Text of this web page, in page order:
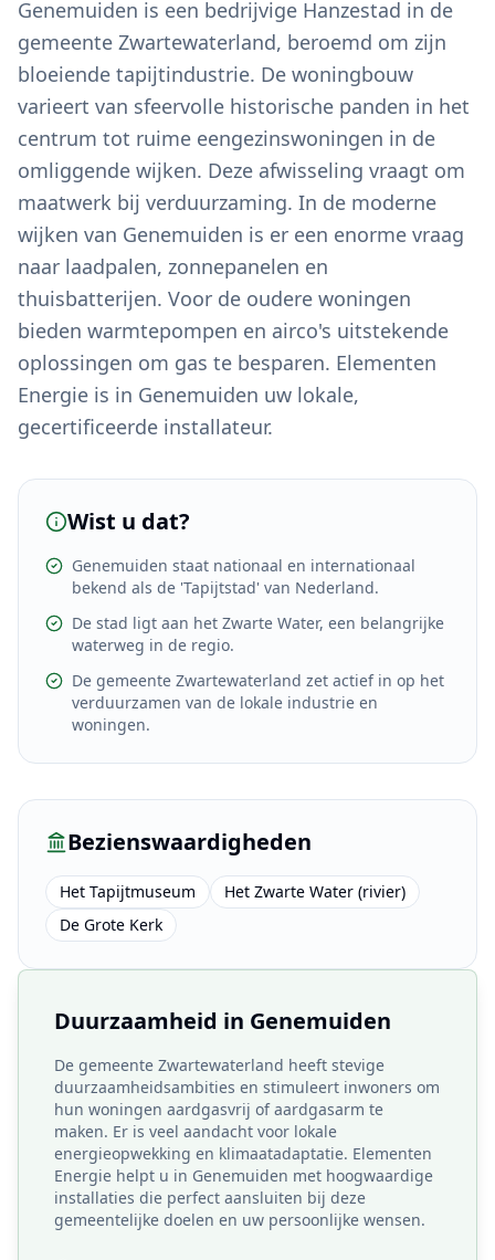
Genemuiden is een bedrijvige Hanzestad in de
gemeente Zwartewaterland, beroemd om zijn
bloeiende tapijtindustrie. De woningbouw
varieert van sfeervolle historische panden in het
centrum tot ruime eengezinswoningen in de
omliggende wijken. Deze afwisseling vraagt om
maatwerk bij verduurzaming. In de moderne
wijken van Genemuiden is er een enorme vraag
naar laadpalen, zonnepanelen en
thuisbatterijen. Voor de oudere woningen
bieden warmtepompen en airco's uitstekende
oplossingen om gas te besparen. Elementen
Energie is in Genemuiden uw lokale,
gecertificeerde installateur.
Wist u dat?
Genemuiden staat nationaal en internationaal
bekend als de 'Tapijtstad' van Nederland.
De stad ligt aan het Zwarte Water, een belangrijke
waterweg in de regio.
De gemeente Zwartewaterland zet actief in op het
verduurzamen van de lokale industrie en
woningen.
Bezienswaardigheden
Het Tapijtmuseum
Het Zwarte Water (rivier)
De Grote Kerk
Duurzaamheid in Genemuiden
De gemeente Zwartewaterland heeft stevige
duurzaamheidsambities en stimuleert inwoners om
hun woningen aardgasvrij of aardgasarm te
maken. Er is veel aandacht voor lokale
energieopwekking en klimaatadaptatie. Elementen
Energie helpt u in Genemuiden met hoogwaardige
installaties die perfect aansluiten bij deze
gemeentelijke doelen en uw persoonlijke wensen.